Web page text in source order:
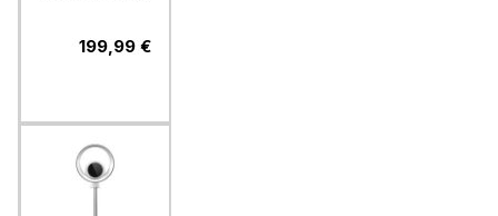
199,99 €